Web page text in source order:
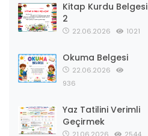
Kitap Kurdu Belgesi
2
22.06.2026 1021
Okuma Belgesi
22.06.2026
936
Yaz Tatilini Verimli
Geçirmek